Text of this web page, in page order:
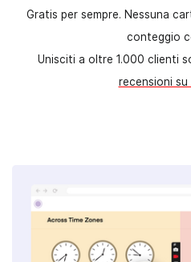
Gratis per sempre. Nessuna
conteggio
Unisciti a oltre 1.000 clienti
recensioni